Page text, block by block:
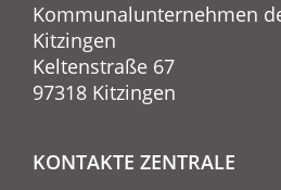
Kommunalunternehmen
Kitzingen
Keltenstraße 67
97318 Kitzingen
KONTAKTE ZENTRALE